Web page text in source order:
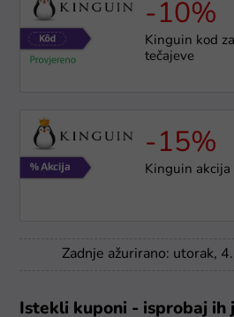
-10%
Kinguin kod
tečajeve
-15%
Kinguin akcija
Zadnje ažurirano: utorak,
Istekli kuponi - isprobaj ih